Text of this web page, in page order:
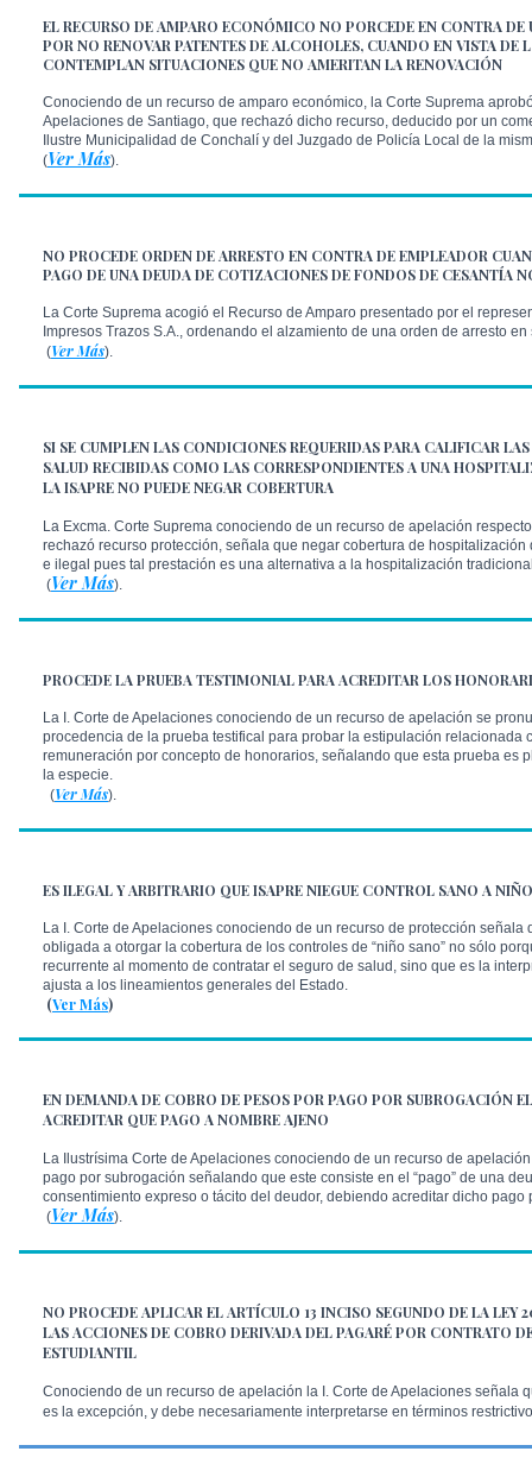
EL RECURSO DE AMPARO ECONÓMICO NO PORCEDE EN CONTRA
POR NO RENOVAR PATENTES DE ALCOHOLES, CUANDO EN VISTA DE
CONTEMPLAN SITUACIONES QUE NO AMERITAN LA RENOVACIÓN
Conociendo de un recurso de amparo económico, la Corte Suprema
Apelaciones de Santiago, que rechazó dicho recurso, deducido por un
Ilustre Municipalidad de Conchalí y del Juzgado de Policía Local de la
(Ver Más).
NO PROCEDE ORDEN DE ARRESTO EN CONTRA DE EMPLEADOR
PAGO DE UNA DEUDA DE COTIZACIONES DE FONDOS DE CESANTÍA
La Corte Suprema acogió el Recurso de Amparo presentado por el
Impresos Trazos S.A., ordenando el alzamiento de una orden de arresto en
(Ver Más).
SI SE CUMPLEN LAS CONDICIONES REQUERIDAS PARA CALIFICAR
SALUD RECIBIDAS COMO LAS CORRESPONDIENTES A UNA
LA ISAPRE NO PUEDE NEGAR COBERTURA
La Excma. Corte Suprema conociendo de un recurso de apelación
rechazó recurso protección, señala que negar cobertura de
e ilegal pues tal prestación es una alternativa a la hospitalización
(Ver Más).
PROCEDE LA PRUEBA TESTIMONIAL PARA ACREDITAR LOS
La I. Corte de Apelaciones conociendo de un recurso de apelación se
procedencia de la prueba testifical para probar la estipulación relacionada
remuneración por concepto de honorarios, señalando que esta prueba es
la especie.
(Ver Más).
ES ILEGAL Y ARBITRARIO QUE ISAPRE NIEGUE CONTROL SANO A NIÑO
La I. Corte de Apelaciones conociendo de un recurso de protección señala
obligada a otorgar la cobertura de los controles de “niño sano” no sólo
recurrente al momento de contratar el seguro de salud, sino que es la
ajusta a los lineamientos generales del Estado.
(Ver Más)
EN DEMANDA DE COBRO DE PESOS POR PAGO POR SUBROGACIÓN
ACREDITAR QUE PAGO A NOMBRE AJENO
La Ilustrísima Corte de Apelaciones conociendo de un recurso de
pago por subrogación señalando que este consiste en el “pago” de una
consentimiento expreso o tácito del deudor, debiendo acreditar dicho pago
(Ver Más).
NO PROCEDE APLICAR EL ARTÍCULO 13 INCISO SEGUNDO DE LA LEY
LAS ACCIONES DE COBRO DERIVADA DEL PAGARÉ POR CONTRATO
ESTUDIANTIL
Conociendo de un recurso de apelación la I. Corte de Apelaciones señala
es la excepción, y debe necesariamente interpretarse en términos